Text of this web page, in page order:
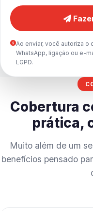
Ao enviar, você autoriza o
WhatsApp, ligação ou e-
LGPD.
Cobertura
prática,
Muito além de um
benefícios pensado